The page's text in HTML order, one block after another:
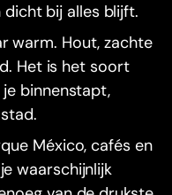
bij alles blijft.
warm. Hout, zachte
Het is het soort
binnenstapt,
México, cafés en
waarschijnlijk